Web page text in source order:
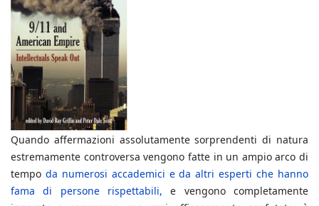
Quando affermazioni assolutamente sorprendenti di natura
estremamente controversa vengono fatte in un ampio arco di
tempo da numerosi accademici e da altri esperti che hanno
fama di persone rispettabili, e vengono completamente